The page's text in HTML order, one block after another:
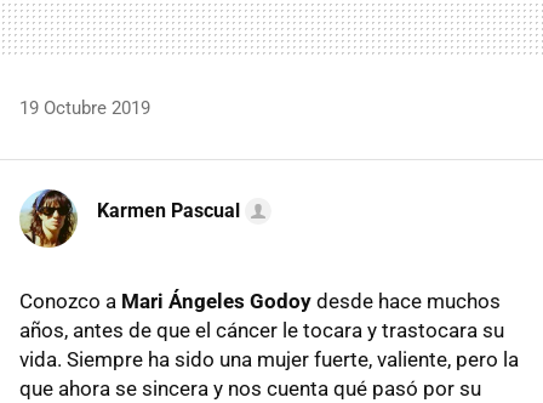
19 Octubre 2019
Karmen Pascual
Conozco a Mari Ángeles Godoy desde hace muchos
años, antes de que el cáncer le tocara y trastocara su
vida. Siempre ha sido una mujer fuerte, valiente, pero la
que ahora se sincera y nos cuenta qué pasó por su